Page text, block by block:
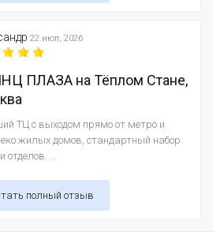
22 июл, 2026
ПЛАЗА на Тёплом Стане,
ТЦ с выходом прямо от метро и
жилых домов, стандартный набор
отделов. ...
полный отзыв